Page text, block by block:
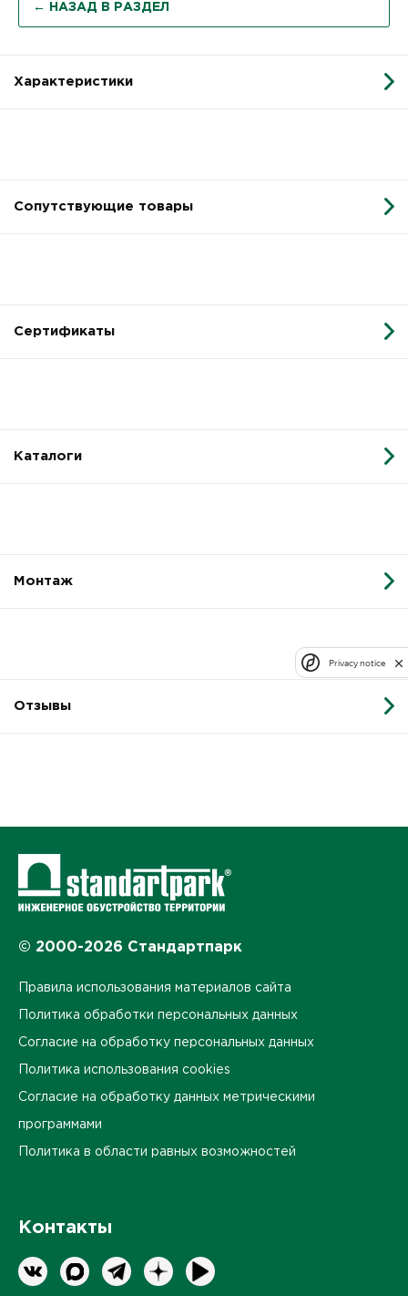
← НАЗАД В РАЗДЕЛ
Характеристики
Сопутствующие товары
Сертификаты
Каталоги
Монтаж
Отзывы
© 2000-2026 Стандартпарк
Правила использования материалов сайта
Политика обработки персональных данных
Согласие на обработку персональных данных
Политика использования cookies
Согласие на обработку данных метрическими
программами
Политика в области равных возможностей
Контакты
Privacy notice